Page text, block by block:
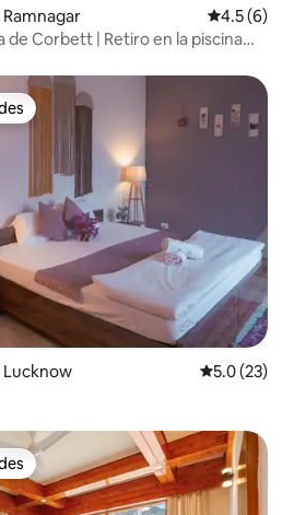
4.5 (6)
de Corbett | Retiro en la piscina
Lucknow Calificación
5.0 (23)